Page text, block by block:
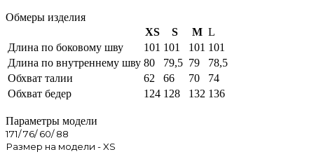
Обмеры изделия
XS
S M L
Длина по боковому шву
101 101 101 101
Длина по внутреннему шву 80 79,5 79
78,5
Обхват талии
62 66 70
74
Обхват бедер
124 128 132 136
Параметры модели
171/ 76/ 60/ 88
Размер на модели - XS